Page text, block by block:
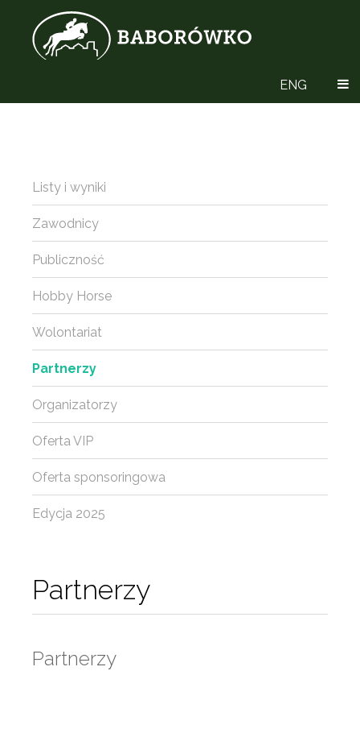
ENG
Partnerzy
Partnerzy
Listy i wyniki
Zawodnicy
Publiczność
Hobby Horse
Wolontariat
Partnerzy
Organizatorzy
Oferta VIP
Oferta sponsoringowa
Edycja 2025